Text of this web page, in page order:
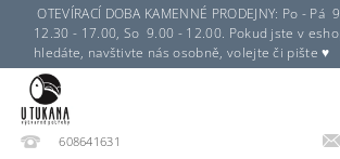
OTEVÍRACÍ DOBA KAMENNÉ PRODEJNY: Po - Pá
12.30 - 17.00, So 9.00 - 12.00. Pokud jste v
hledáte, navštivte nás osobně, volejte či pište ♥
608641631